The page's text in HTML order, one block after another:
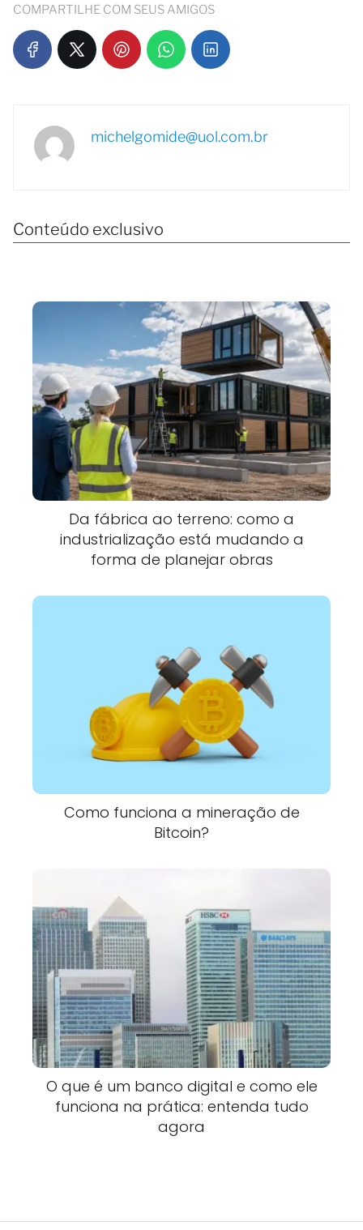
COMPARTILHE COM SEUS AMIGOS
michelgomide@uol.com.br
Conteúdo exclusivo
Da fábrica ao terreno: como a
industrialização está mudando a
forma de planejar obras
Como funciona a mineração de
Bitcoin?
O que é um banco digital e como ele
funciona na prática: entenda tudo
agora